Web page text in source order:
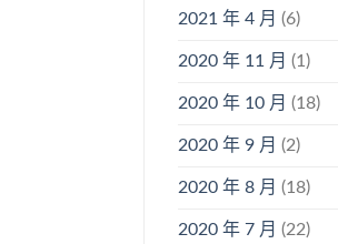
2021 年 4 月 (6)
2020 年 11 月 (1)
2020 年 10 月 (18)
2020 年 9 月 (2)
2020 年 8 月 (18)
2020 年 7 月 (22)